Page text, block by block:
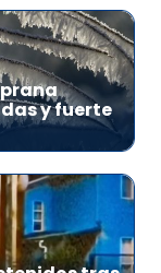
y fuerte